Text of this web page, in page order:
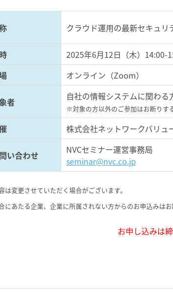
クラウド運用の最新セキュ
2025年6月12日（木）14:00-
オンライン（Zoom）
者 自社の情報システムに関わ
※対象の方以外のご参加はお断りす
株式会社ネットワークバリュ
い合わせ
NVCセミナー運営事務局
seminar@nvc.co.jp
は変更させていただく場合がございます。
にあたる企業、企業に所属されない方からのお申込みはお
お申し込みは